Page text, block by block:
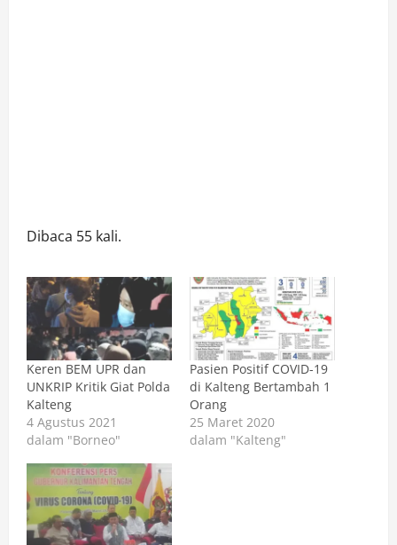
Dibaca 55 kali.
Keren BEM UPR dan
UNKRIP Kritik Giat Polda
Kalteng
4 Agustus 2021
dalam "Borneo"
Pasien Positif COVID-19
di Kalteng Bertambah 1
Orang
25 Maret 2020
dalam "Kalteng"